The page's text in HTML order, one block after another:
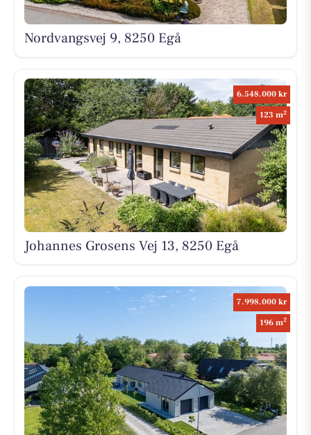
Nordvangsvej 9, 8250 Egå
6.548.000 kr
123 m2
Johannes Grosens Vej 13, 8250 Egå
7.998.000 kr
196 m2